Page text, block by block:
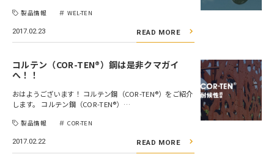
製品情報 WEL-TEN
2017.02.23 READ MORE
コルテン（COR-TEN®）鋼は是非クマガイ
へ！！
おはようございます！ コルテン鋼（COR-TEN®）をご紹介
します。 コルテン鋼（COR-TEN®）…
製品情報 COR-TEN
2017.02.22 READ MORE